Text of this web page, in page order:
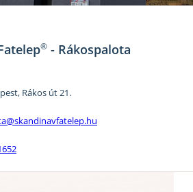
® - Rákospalota
Rákos út 21.